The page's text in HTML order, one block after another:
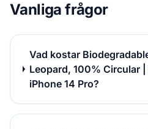
Vanliga frågor
Vad kostar
Leopard, 100% Circular
iPhone 14 Pro?